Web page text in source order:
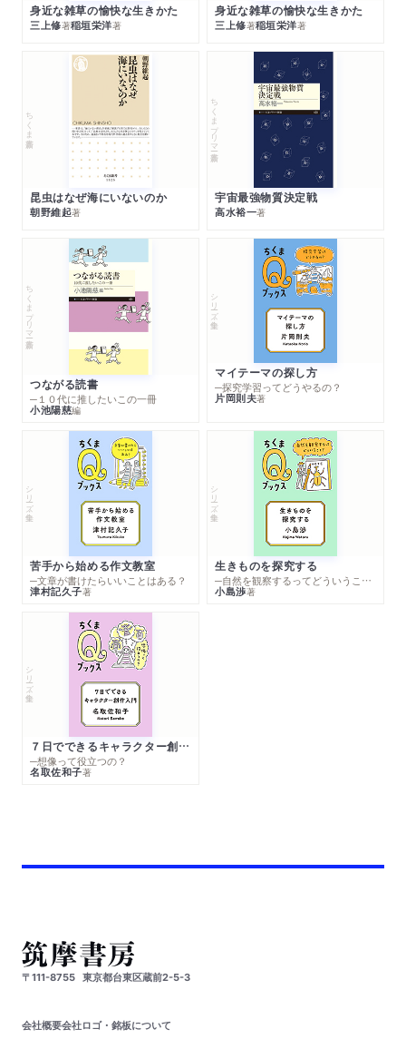
身近な雑草の愉快な生きかた
三上修著稲垣栄洋著
身近な雑草の愉快な生きかた
三上修著稲垣栄洋著
ちくま新書
昆虫はなぜ海にいないのか
朝野維起著
ちくまプリマー新書
宇宙最強物質決定戦
高水裕一著
ちくまプリマー新書
つながる読書
─１０代に推したいこの一冊
小池陽慈編
シリーズ・全集
マイテーマの探し方
─探究学習ってどうやるの？
片岡則夫著
シリーズ・全集
苦手から始める作文教室
─文章が書けたらいいことはある？
津村記久子著
シリーズ・全集
生きものを探究する
─自然を観察するってどういうこと？
小島渉著
シリーズ・全集
７日でできるキャラクター創作入門
─想像って役立つの？
名取佐和子著
〒111-8755 東京都台東区蔵前2-5-3
会社概要会社ロゴ・銘板について